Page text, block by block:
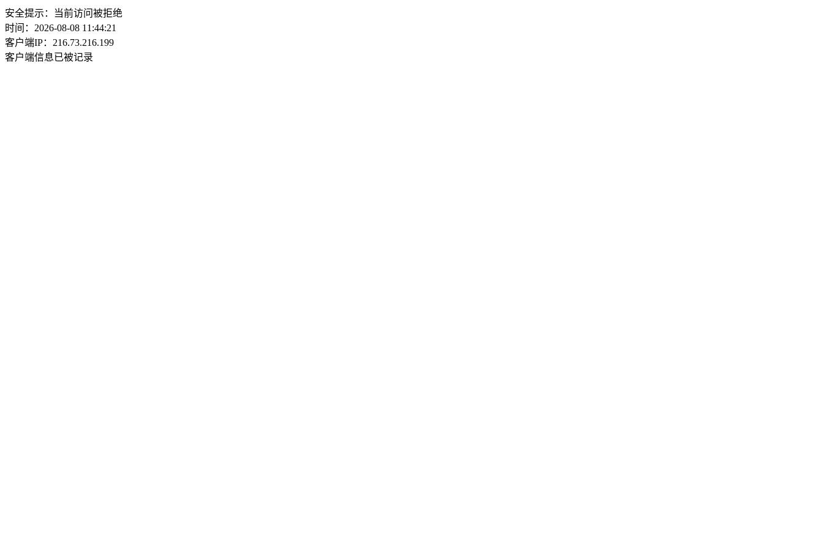
安全提示：当前访问被拒绝
时间：2026-08-08 11:44:21
客户端IP：216.73.216.199
客户端信息已被记录